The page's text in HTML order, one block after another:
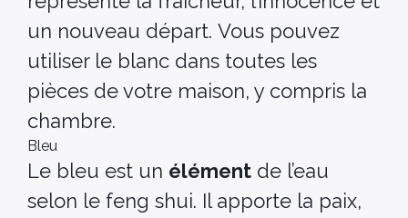
un nouveau départ. Vous pouvez
utiliser le blanc dans toutes les
pièces de votre maison, y compris la
chambre.
Bleu
Le bleu est un élément de l’eau
selon le feng shui. Il apporte la paix,